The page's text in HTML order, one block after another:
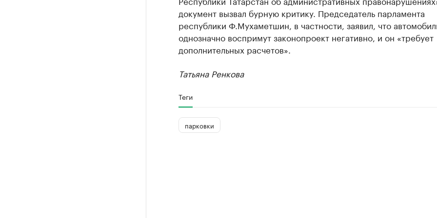
документ вызвал бурную критику. Председатель парламента
республики Ф.Мухаметшин, в частности, заявил, что
однозначно воспримут законопроект негативно, и он «требует
дополнительных расчетов».
Татьяна Ренкова
Теги
парковки